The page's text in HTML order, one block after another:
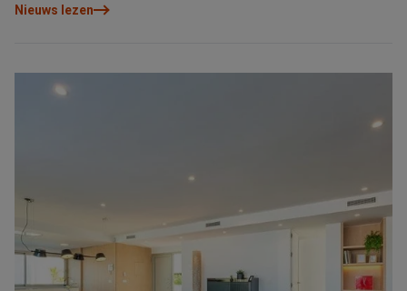
ontdekken.
Nieuws lezen